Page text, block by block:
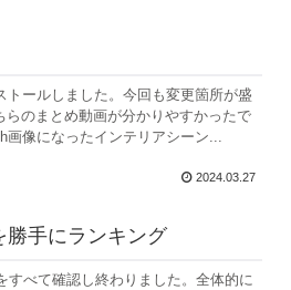
トールしました。今回も変更箇所が盛
のまとめ動画が分かりやすかったで
画像になったインテリアシーン...
2024.03.27
勝手にランキング
すべて確認し終わりました。全体的に